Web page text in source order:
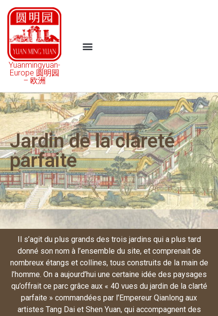
Yuanmingyuan-
Europe 圆明园
– 欧洲
Jardin de la clareté
parfaite
Il s’agit du plus grands des trois jardins qui a plus tard
donné son nom à l’ensemble du site, et comprenait de
nombreux étangs et collines, tous construits de la main de
l’homme. On a aujourd’hui une certaine idée des paysages
qu’offrait ce parc grâce aux « 40 vues du jardin de la clarté
parfaite » commandées par l’Empereur Qianlong aux
artistes Tang Dai et Shen Yuan, qui accompagnent des